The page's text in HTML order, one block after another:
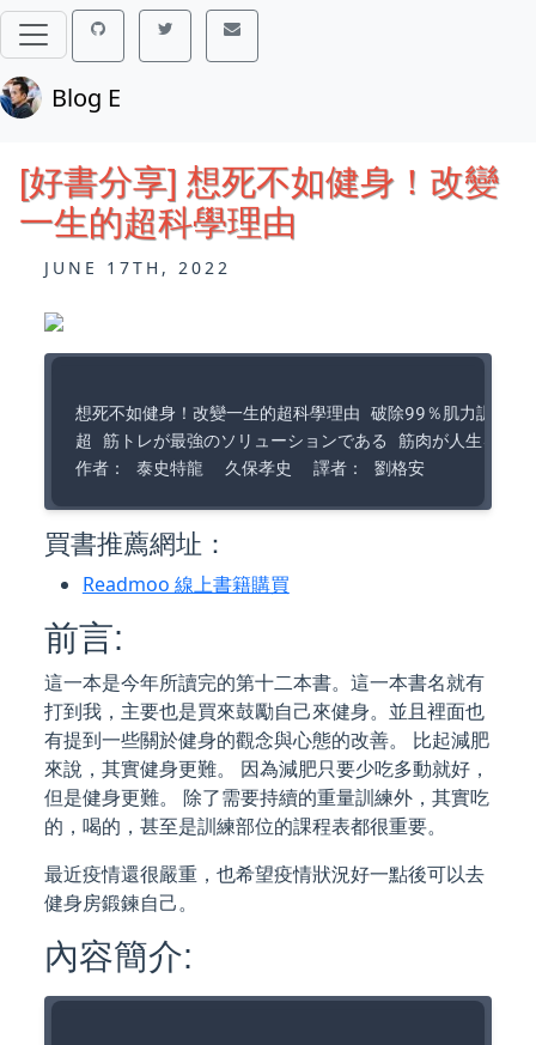
Blog E
[好書分享] 想死不如健身！改變
一生的超科學理由
JUNE 17TH, 2022
想死不如健身！改變一生的超科學理由 破除99％肌力訓練迷
超 筋トレが最強のソリューションである 筋肉が人生を変
買書推薦網址：
Readmoo 線上書籍購買
前言:
這一本是今年所讀完的第十二本書。這一本書名就有
打到我，主要也是買來鼓勵自己來健身。並且裡面也
有提到一些關於健身的觀念與心態的改善。 比起減肥
來說，其實健身更難。 因為減肥只要少吃多動就好，
但是健身更難。 除了需要持續的重量訓練外，其實吃
的，喝的，甚至是訓練部位的課程表都很重要。
最近疫情還很嚴重，也希望疫情狀況好一點後可以去
健身房鍛鍊自己。
內容簡介: